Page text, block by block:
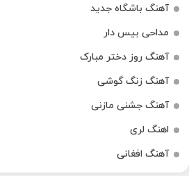
آهنگ باشگاه جدید
مداحی بیس دار
آهنگ روز دختر مبارک
آهنگ زنگ گوشی
آهنگ جشنی مازنی
اهنگ لری
آهنگ افغانی